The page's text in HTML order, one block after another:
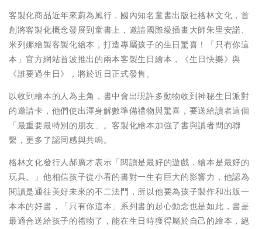
客製化商品近年來蔚為風行，國內知名童書出版社格林文化，首
創將客製化概念發展到童書上，邀請國際級插畫大師朱里安諾、
米列娜繪製客製化繪本，打造專屬孩子的生日驚喜！「只有你這
本」官方網站首波推出的兩本客製生日繪本，《生日快樂》與
《誰要過生日》，將於近日正式發售。
以收到繪本的人為主角，書中會出現許多動物收到神秘生日派對
的邀請卡，他們使出渾身解數準備禮物與驚喜，要送給讀者這個
「最重要最特別的朋友」。客製化繪本加強了書與讀者間的聯
繫，更多了認同感與共鳴。
格林文化發行人郝廣才表示「閱讀是最好的遊戲，繪本是最好的
玩具。」他相信孩子從小看的書對一生有巨大的影響力，他認為
閱讀是通往美好未來的不二法門，所以他要為孩子製作和出版一
本本的好書，「只有你這本」系列書的起心動念也是如此，書是
最適合送給孩子的禮物了，能在生日時獲得屬於自己的繪本，絕